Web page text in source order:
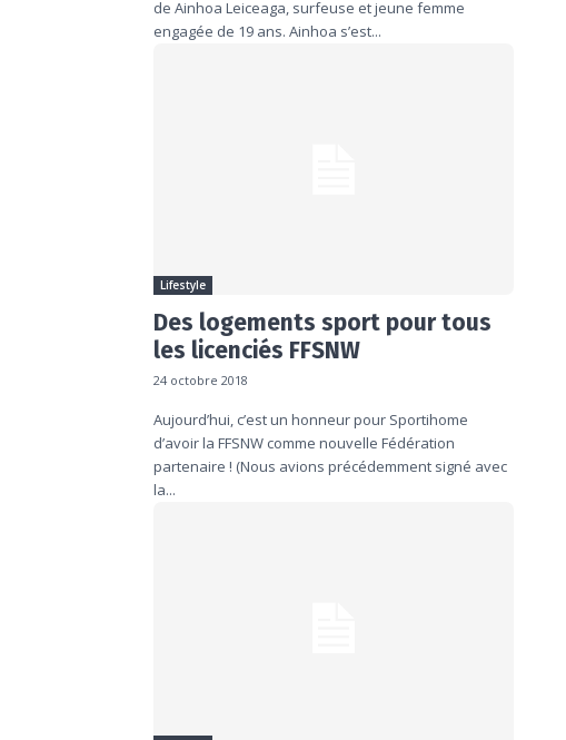
de Ainhoa Leiceaga, surfeuse et jeune femme
engagée de 19 ans. Ainhoa s’est...
Lifestyle
Des logements sport pour tous
les licenciés FFSNW
24 octobre 2018
Aujourd’hui, c’est un honneur pour Sportihome
d’avoir la FFSNW comme nouvelle Fédération
partenaire ! (Nous avions précédemment signé avec
la...